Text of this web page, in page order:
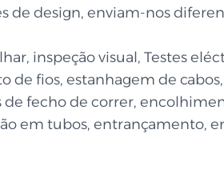
de design, enviam-nos
inspeção visual, Testes
de fios, estanhagem de
de fecho de correr,
em tubos, entrançamento,